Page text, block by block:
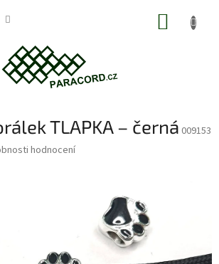
TLAPKA – černá 009153
hodnocení